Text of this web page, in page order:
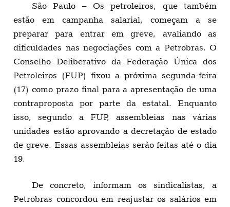
São Paulo – Os petroleiros, que também
estão em campanha salarial, começam a se
preparar para entrar em greve, avaliando as
dificuldades nas negociações com a Petrobras. O
Conselho Deliberativo da Federação Única dos
Petroleiros (FUP) fixou a próxima segunda-feira
(17) como prazo final para a apresentação de uma
contraproposta por parte da estatal. Enquanto
isso, segundo a FUP, assembleias nas várias
unidades estão aprovando a decretação de estado
de greve. Essas assembleias serão feitas até o dia
19.
De concreto, informam os sindicalistas, a
Petrobras concordou em reajustar os salários em